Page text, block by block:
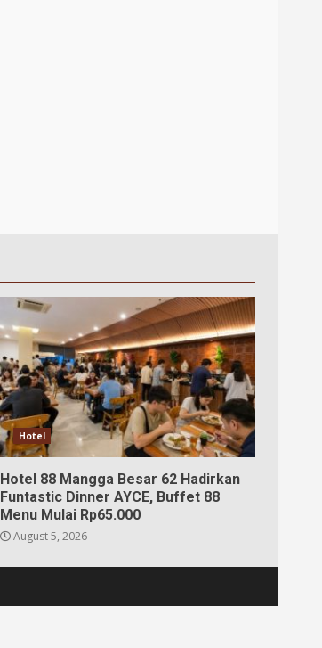
Hotel
Hotel 88 Mangga Besar 62 Hadirkan
Funtastic Dinner AYCE, Buffet 88
Menu Mulai Rp65.000
August 5, 2026